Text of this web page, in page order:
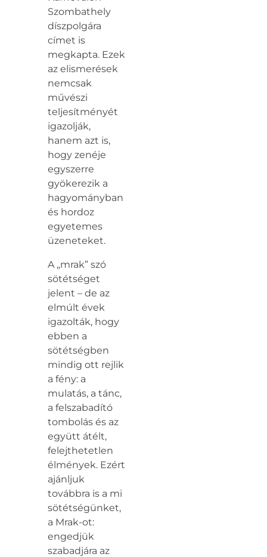
Szombathely
díszpolgára
címet is
megkapta. Ezek
az elismerések
nemcsak
művészi
teljesítményét
igazolják,
hanem azt is,
hogy zenéje
egyszerre
gyökerezik a
hagyományban
és hordoz
egyetemes
üzeneteket.
A „mrak” szó
sötétséget
jelent – de az
elmúlt évek
igazolták, hogy
ebben a
sötétségben
mindig ott rejlik
a fény: a
mulatás, a tánc,
a felszabadító
tombolás és az
együtt átélt,
felejthetetlen
élmények. Ezért
ajánljuk
továbbra is a mi
sötétségünket,
a Mrak-ot:
engedjük
szabadjára az